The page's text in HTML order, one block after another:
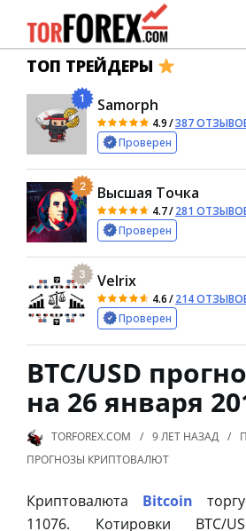
ТОП ТРЕЙДЕРЫ
1 Samorph
4.9/387
Проверен
2 Высшая Точка
4.7/281
Проверен
3 Velrix
4.6/214
Проверен
BTC/USD
на 26 января
TORFOREX.COM 9 ЛЕТ НАЗАД
ПРОГНОЗЫ КРИПТОВАЛЮТ
Криптовалюта Bitcoin
11076. Котировки BTC/